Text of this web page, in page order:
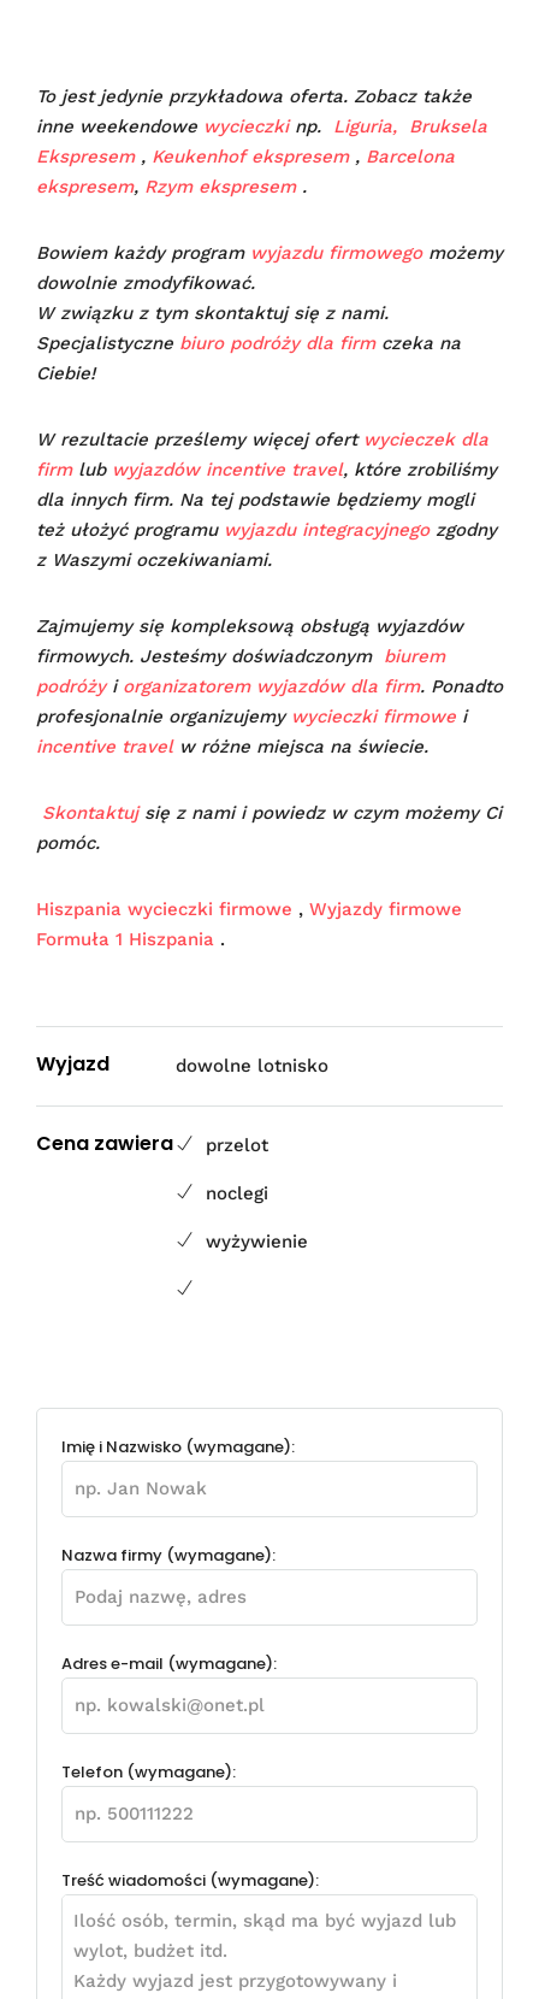
To jest jedynie przykładowa oferta. Zobacz także
inne weekendowe wycieczkinp. Liguria,
Bruksela
Ekspresem, Keukenhof ekspresem, Barcelona
ekspresem, Rzym ekspresem.
Bowiem każdy program wyjazdu firmowegomożemy
dowolnie zmodyfikować.
W związku z tym skontaktuj się z nami.
Specjalistyczne biuro podróży dla firmczeka na
Ciebie!
W rezultacie prześlemy więcej ofert wycieczek dla
firmlub wyjazdów incentive travel, które zrobiliśmy
dla innych firm. Na tej podstawie będziemy mogli
też ułożyć programu wyjazdu integracyjnegozgodny
z Waszymi oczekiwaniami.
Zajmujemy się kompleksową obsługą wyjazdów
firmowych. Jesteśmy doświadczonym biurem
podróżyi organizatorem wyjazdów dla firm. Ponadto
profesjonalnie organizujemy wycieczki firmowe i
incentive travelw różne miejsca na świecie.
Skontaktujsię z nami i powiedz w czym możemy Ci
pomóc.
Hiszpania wycieczki firmowe , Wyjazdy firmowe
Formuła 1 Hiszpania .
Wyjazd dowolne lotnisko
Cena zawiera przelot
noclegi
wyżywienie
Imię i Nazwisko (wymagane):
Nazwa firmy (wymagane):
Adres e-mail (wymagane):
Telefon (wymagane):
Treść wiadomości (wymagane):